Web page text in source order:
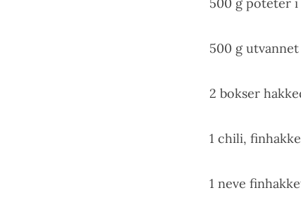
500 g
2 bokser
1 chili,
1 neve